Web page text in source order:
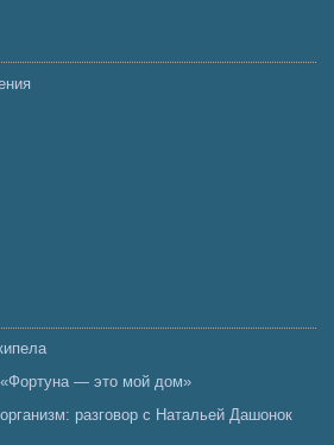
«Фортуна — это мой дом»
разговор с Натальей Дашонок